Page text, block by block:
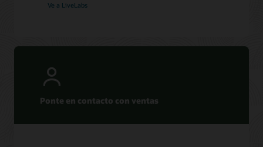
Ve a LiveLabs
Ponte en contacto con ventas